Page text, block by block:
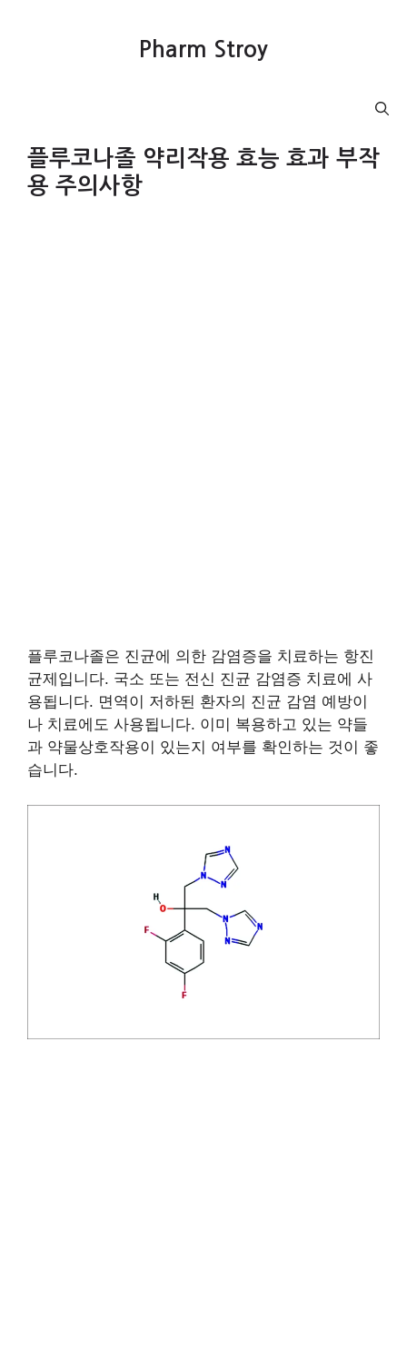
Pharm Stroy
플루코나졸 약리작용 효능 효과 부작
용 주의사항
플루코나졸은 진균에 의한 감염증을 치료하는 항진
균제입니다. 국소 또는 전신 진균 감염증 치료에 사
용됩니다. 면역이 저하된 환자의 진균 감염 예방이
나 치료에도 사용됩니다. 이미 복용하고 있는 약들
과 약물상호작용이 있는지 여부를 확인하는 것이 좋
습니다.